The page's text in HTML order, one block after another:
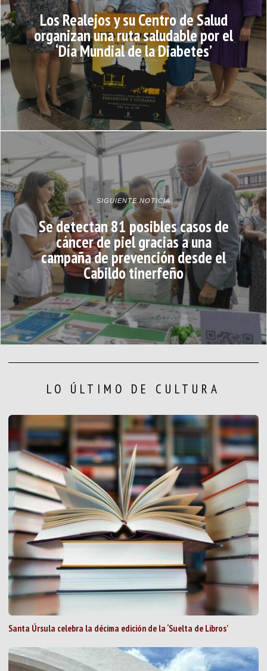
Los Realejos y su Centro de Salud
organizan una ruta saludable por el
‘Día Mundial de la Diabetes’
SIGUIENTE NOTICIA
Se detectan 81 posibles casos de
cáncer de piel gracias a una
campaña de prevención desde el
Cabildo tinerfeño
LO ÚLTIMO DE CULTURA
Santa Úrsula celebra la décima edición de la ‘Suelta de Libros’